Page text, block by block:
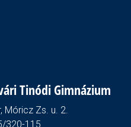
Tinódi Gimnázium
Móricz Zs. u. 2.
320-115